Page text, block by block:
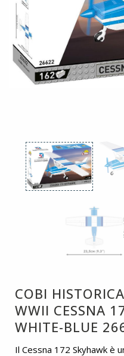
COBI
WWII CESSNA
WHITE-BLUE
Il Cessna 172 Skyhawk è